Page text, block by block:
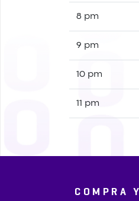
8 pm
9 pm
10 pm
11 pm
COMPRA